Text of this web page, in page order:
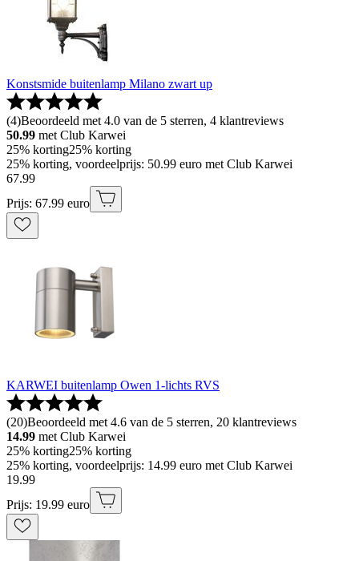
Konstsmide buitenlamp Milano zwart up
(4)Beoordeeld met 4.0 van de 5 sterren, 4 klantreviews
50.99 met Club Karwei
25% korting25% korting
25% korting, voordeelprijs: 50.99 euro met Club Karwei
67.99
Prijs: 67.99 euro
KARWEI buitenlamp Owen 1-lichts RVS
(20)Beoordeeld met 4.6 van de 5 sterren, 20 klantreviews
14.99 met Club Karwei
25% korting25% korting
25% korting, voordeelprijs: 14.99 euro met Club Karwei
19.99
Prijs: 19.99 euro